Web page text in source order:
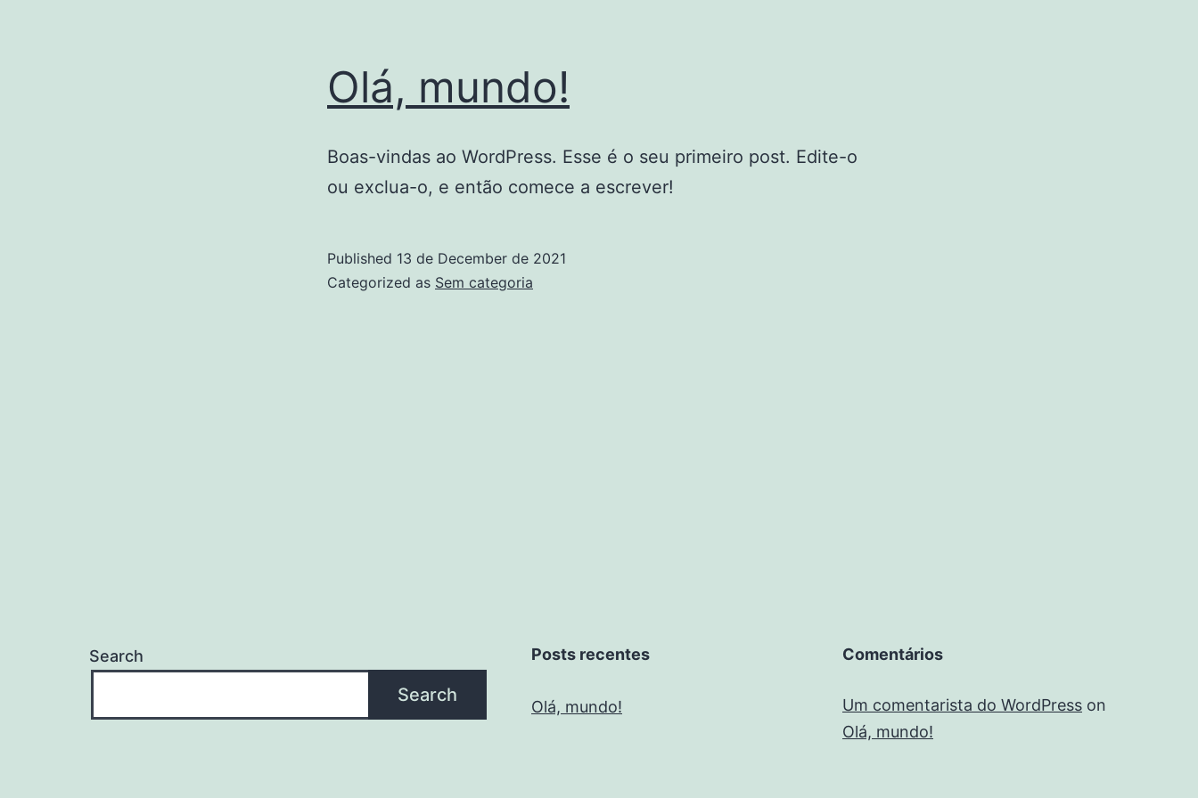
Olá, mundo!
Boas-vindas ao WordPress. Esse é o seu primeiro post. Edite-o
ou exclua-o, e então comece a escrever!
Published 13 de December de 2021
Categorized as Sem categoria
Search
Search
Posts recentes
Olá, mundo!
Comentários
Um comentarista do WordPress on
Olá, mundo!